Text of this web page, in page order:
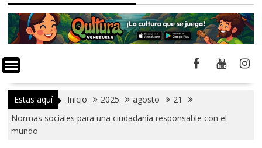
Estas aquí Inicio 2025 agosto
21
Normas sociales para una ciudadanía responsable con el
mundo